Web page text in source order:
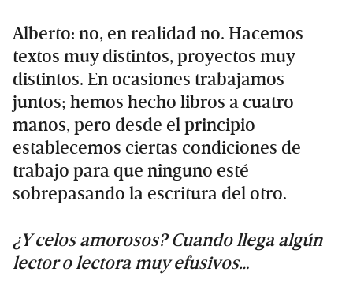
Alberto: no, en realidad no. Hacemos
textos muy distintos, proyectos muy
distintos. En ocasiones trabajamos
juntos; hemos hecho libros a cuatro
manos, pero desde el principio
establecemos ciertas condiciones de
trabajo para que ninguno esté
sobrepasando la escritura del otro.
¿Y celos amorosos? Cuando llega algún
lector o lectora muy efusivos…